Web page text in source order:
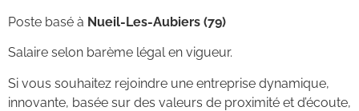
Poste basé à Nueil-Les-Aubiers (79)
Salaire selon barème légal en vigueur.
Si vous souhaitez rejoindre une entreprise dynamique,
innovante, basée sur des valeurs de proximité et d’écoute,